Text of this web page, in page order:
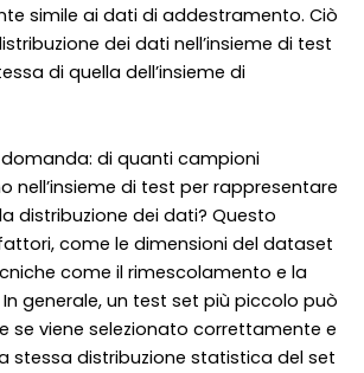
simile ai dati di addestramento. Ciò
dei dati nell’insieme di test
di quella dell’insieme di
domanda: di quanti campioni
nell’insieme di test per rappresentare
distribuzione dei dati? Questo
come le dimensioni del dataset
come il rimescolamento e la
generale, un test set più piccolo può
se viene selezionato correttamente e
stessa distribuzione statistica del set